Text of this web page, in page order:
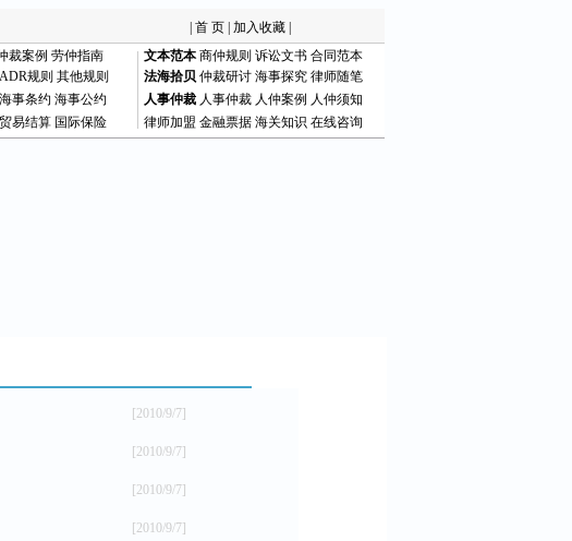
首 页 加入收藏
裁案例 劳仲指南 文本范本 商仲规则 诉讼文书 合同范本
ADR规则 其他规则 法海拾贝 仲裁研讨 海事探究 律师随笔
海事条约 海事公约 人事仲裁 人事仲裁 人仲案例 人仲须知
贸易结算 国际保险 律师加盟 金融票据 海关知识 在线咨询
[2010/9/7]
[2010/9/7]
[2010/9/7]
[2010/9/7]